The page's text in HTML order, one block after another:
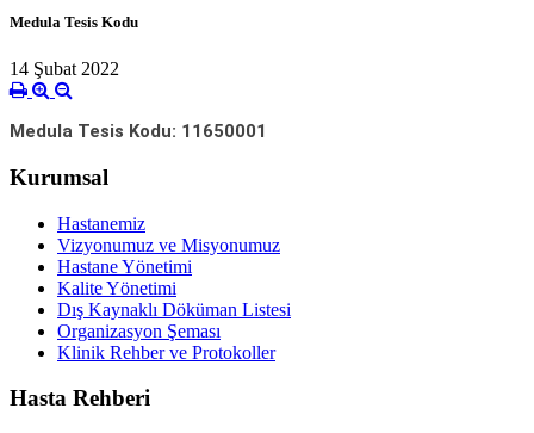
Medula Tesis Kodu
14 Şubat 2022
Medula Tesis Kodu: 11650001
Kurumsal
Hastanemiz
Vizyonumuz ve Misyonumuz
Hastane Yönetimi
Kalite Yönetimi
Dış Kaynaklı Döküman Listesi
Organizasyon Şeması
Klinik Rehber ve Protokoller
Hasta Rehberi